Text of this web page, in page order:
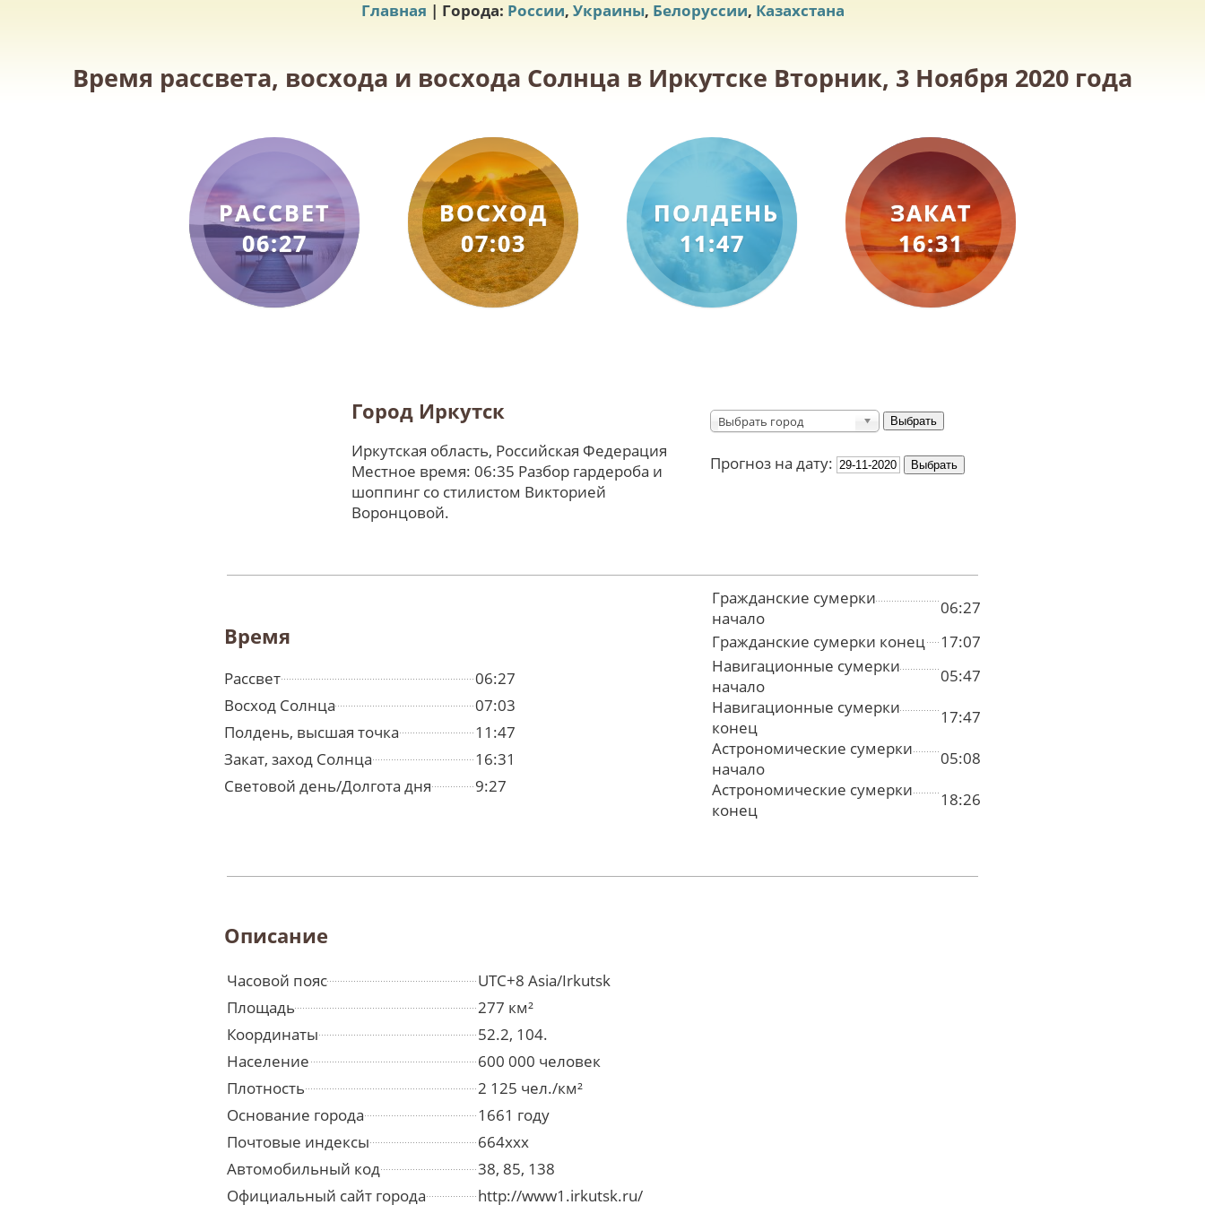
Главная | Города: России, Украины, Белоруссии, Казахстана
Время рассвета, восхода и восхода Солнца в Иркутске Вторник, 3 Ноября 2020 года
РАССВЕТ
06:27
ВОСХОД
07:03
ПОЛДЕНЬ
11:47
ЗАКАТ
16:31
Город Иркутск
Иркутская область, Российская Федерация
Местное время: 06:35 Разбор гардероба и
шоппинг со стилистом Викторией
Воронцовой.
Выбрать город
Прогноз на дату:
Время
Рассвет
06:27
Восход Солнца
07:03
Полдень, высшая точка
11:47
Закат, заход Солнца
16:31
Световой день/Долгота дня
9:27
Гражданские сумерки
начало
06:27
Гражданские сумерки конец
17:07
Навигационные сумерки
начало
05:47
Навигационные сумерки
конец
17:47
Астрономические сумерки
начало
05:08
Астрономические сумерки
конец
18:26
Описание
Часовой пояс
UTC+8 Asia/Irkutsk
Площадь
277 км²
Координаты
52.2, 104.
Население
600 000 человек
Плотность
2 125 чел./км²
Основание города
1661 году
Почтовые индексы
664xxx
Автомобильный код
38, 85, 138
Официальный сайт города
http://www1.irkutsk.ru/